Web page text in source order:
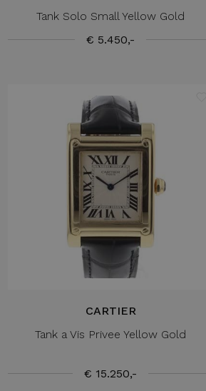
Tank Solo Small Yellow Gold
€ 5.450,-
CARTIER
Tank a Vis Privee Yellow Gold
€ 15.250,-